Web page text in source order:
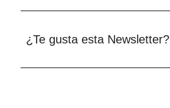
¿Te gusta esta Newsletter?